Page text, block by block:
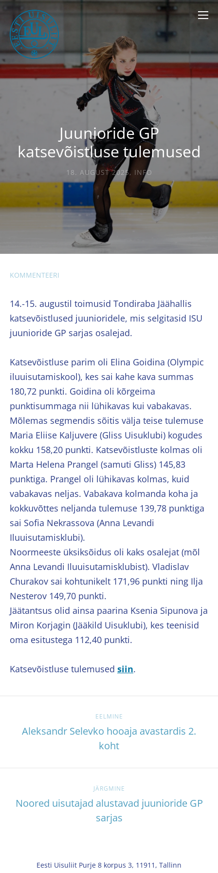
Juunioride GP
katsevõistluse tulemused
18. AUGUST 2025, INFO
KOMMENTEERI
14.-15. augustil toimusid Tondiraba Jäähallis
katsevõistlused juunioridele, mis selgitasid ISU
juunioride GP sarjas osalejad.
Katsevõistluse parim oli Elina Goidina (Olympic
iluuisutamiskool), kes sai kahe kava summas
180,72 punkti. Goidina oli kõrgeima
punktisummaga nii lühikavas kui vabakavas.
Mõlemas segmendis sõitis välja teise tulemuse
Maria Eliise Kaljuvere (Gliss Uisuklubi) kogudes
kokku 158,20 punkti. Katsevõistluste kolmas oli
Marta Helena Prangel (samuti Gliss) 145,83
punktiga. Prangel oli lühikavas kolmas, kuid
vabakavas neljas. Vabakava kolmanda koha ja
kokkuvõttes neljanda tulemuse 139,78 punktiga
sai Sofia Nekrassova (Anna Levandi
Iluuisutamisklubi).
Noormeeste üksiksõidus oli kaks osalejat (mõl
Anna Levandi Iluuisutamisklubist). Vladislav
Churakov sai kohtunikelt 171,96 punkti ning Ilja
Nesterov 149,70 punkti.
Jäätantsus olid ainsa paarina Ksenia Sipunova ja
Miron Korjagin (Jääkild Uisuklubi), kes teenisid
oma esitustega 112,40 punkti.
Katsevõistluse tulemused siin.
EELMINE
Aleksandr Selevko hooaja avastardis 2.
koht
JÄRGMINE
Noored uisutajad alustavad juunioride GP
sarjas
Eesti Uisuliit Purje 8 korpus 3, 11911, Tallinn